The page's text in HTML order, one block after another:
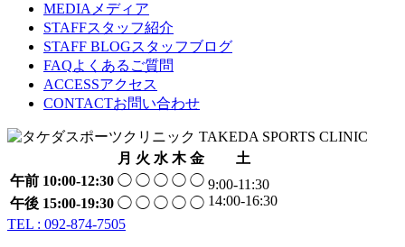
MEDIA メディア
STAFFスタッフ紹介
STAFF BLOGスタッフブログ
FAQよくあるご質問
ACCESSアクセス
CONTACTお問い合わせ
月 火 水 木 金
土
午前 10:00-12:30 ◯ ◯ ◯ ◯ ◯ 9:00-11:30
14:00-16:30
午後 15:00-19:30 ◯ ◯ ◯ ◯ ◯
TEL : 092-874-7505